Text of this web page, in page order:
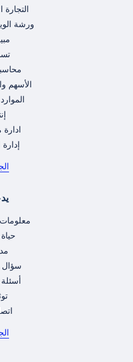
التجارة
ورشة
الأسهم
إدارة
سؤال